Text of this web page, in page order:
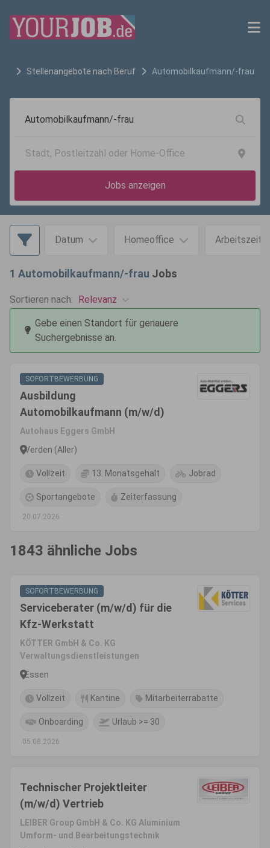
Stellenangebote nach Beruf Automobilkaufmann/-frau
Jobs anzeigen
Datum Homeoffice Arbeitszeit
1 Automobilkaufmann/-frau Jobs
Sortieren nach: Relevanz
Gebe einen Standort für genauere
Suchergebnisse an.
SOFORTBEWERBUNG
Ausbildung
Automobilkaufmann (m/w/d)
Autohaus Eggers GmbH
Verden (Aller)
Vollzeit 13. Monatsgehalt Jobrad
Sportangebote Zeiterfassung
20.07.2026
1843 ähnliche Jobs
SOFORTBEWERBUNG
Serviceberater (m/w/d) für die
Kfz-Werkstatt
KÖTTER GmbH & Co. KG
Verwaltungsdienstleistungen
Essen
Vollzeit Kantine Mitarbeiterrabatte
Onboarding Urlaub >= 30
05.08.2026
Technischer Projektleiter
(m/w/d) Vertrieb
LEIBER Group GmbH & Co. KG Aluminium
Umform- und Bearbeitungstechnik